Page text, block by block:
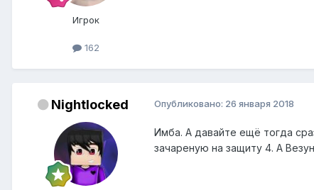
Игрок
162
Nightlocked Опубликовано: 26 января 2018
Имба. А давайте ещё тогда
зачареную на защиту 4. А